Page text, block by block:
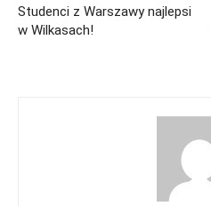
Studenci z Warszawy najlepsi
w Wilkasach!